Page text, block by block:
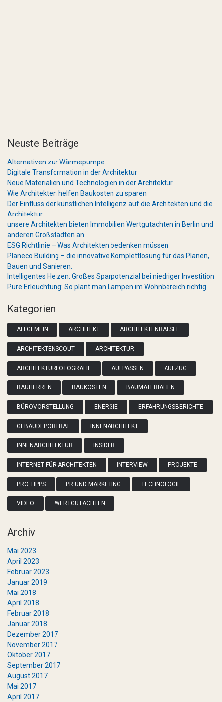
Neuste Beiträge
Alternativen zur Wärmepumpe
Digitale Transformation in der Architektur
Neue Materialien und Technologien in der Architektur
Wie Architekten helfen Baukosten zu sparen
Der Einfluss der künstlichen Intelligenz auf die Architekten und die
Architektur
unsere Architekten bieten Immobilien Wertgutachten in Berlin und
anderen Großstädten an
ESG Richtlinie – Was Architekten bedenken müssen
Planeco Building – die innovative Komplettlösung für das Planen,
Bauen und Sanieren.
Intelligentes Heizen: Großes Sparpotenzial bei niedriger Investition
Pure Erleuchtung: So plant man Lampen im Wohnbereich richtig
Kategorien
ALLGEMEIN ARCHITEKT ARCHITEKTENRÄTSEL
ARCHITEKTENSCOUT ARCHITEKTUR
ARCHITEKTURFOTOGRAFIE AUFPASSEN AUFZUG
BAUHERREN BAUKOSTEN BAUMATERIALIEN
BÜROVORSTELLUNG ENERGIE ERFAHRUNGSBERICHTE
GEBÄUDEPORTRÄT INNENARCHITEKT
INNENARCHITEKTUR INSIDER
INTERNET FÜR ARCHITEKTEN INTERVIEW PROJEKTE
PRO TIPPS PR UND MARKETING TECHNOLOGIE
VIDEO WERTGUTACHTEN
Archiv
Mai 2023
April 2023
Februar 2023
Januar 2019
Mai 2018
April 2018
Februar 2018
Januar 2018
Dezember 2017
November 2017
Oktober 2017
September 2017
August 2017
Mai 2017
April 2017